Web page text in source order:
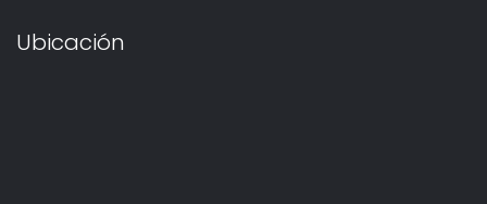
Ubicación